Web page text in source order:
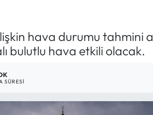
hava durumu tahmini
bulutlu hava etkili olacak.
SÜRESI